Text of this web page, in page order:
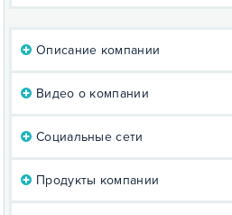
Описание компании
Видео о компании
Социальные сети
Продукты компании